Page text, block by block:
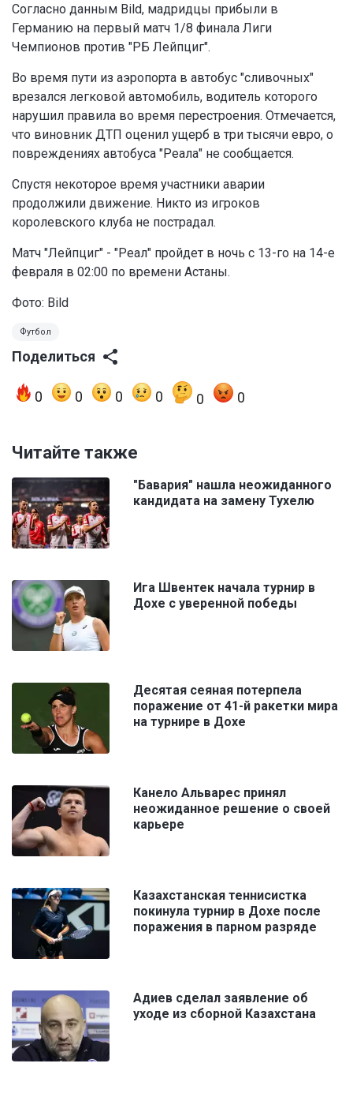
Согласно данным Bild, мадридцы прибыли в
Германию на первый матч 1/8 финала Лиги
Чемпионов против "РБ Лейпциг".
Во время пути из аэропорта в автобус "сливочных"
врезался легковой автомобиль, водитель которого
нарушил правила во время перестроения. Отмечается,
что виновник ДТП оценил ущерб в три тысячи евро, о
повреждениях автобуса "Реала" не сообщается.
Спустя некоторое время участники аварии
продолжили движение. Никто из игроков
королевского клуба не пострадал.
Матч "Лейпциг" - "Реал" пройдет в ночь с 13-го на 14-е
февраля в 02:00 по времени Астаны.
Фото: Bild
Футбол
Поделиться
0 0 0 0 0 0
Читайте также
"Бавария" нашла неожиданного
кандидата на замену Тухелю
Ига Швентек начала турнир в
Дохе с уверенной победы
Десятая сеяная потерпела
поражение от 41-й ракетки мира
на турнире в Дохе
Канело Альварес принял
неожиданное решение о своей
карьере
Казахстанская теннисистка
покинула турнир в Дохе после
поражения в парном разряде
Адиев сделал заявление об
уходе из сборной Казахстана